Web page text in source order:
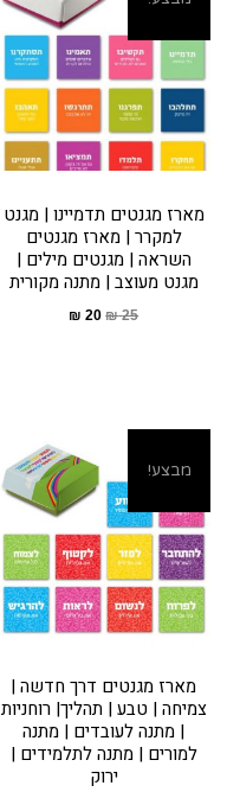
מארז מגנטים תדמיינו | מגנט
למקרר | מארז מגנטים
השראה | מגנטים מילים |
מגנט מעוצב | מתנה מקורית
25
₪
20
₪
מבצע!
מארז מגנטים דרך חדשה |
צמיחה | טבע | תהליך| רוחניות
| מתנה לעובדים | מתנה
למורים | מתנה לתלמידים |
ירוק